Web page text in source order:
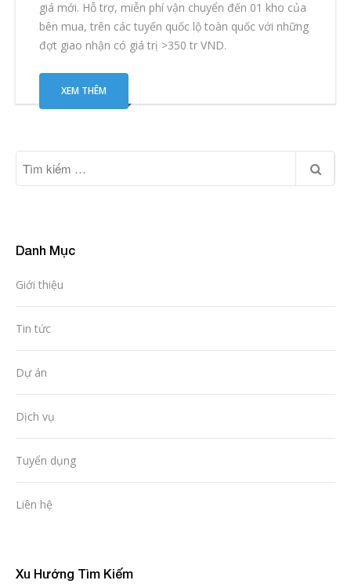
giá mới. Hỗ trợ, miễn phí vận chuyển đến 01 kho của
bên mua, trên các tuyến quốc lộ toàn quốc với những
đợt giao nhận có giá trị >350 tr VND.
XEM THÊM
Danh Mục
Giới thiệu
Tin tức
Dự án
Dịch vụ
Tuyển dụng
Liên hệ
Xu Hướng Tìm Kiếm